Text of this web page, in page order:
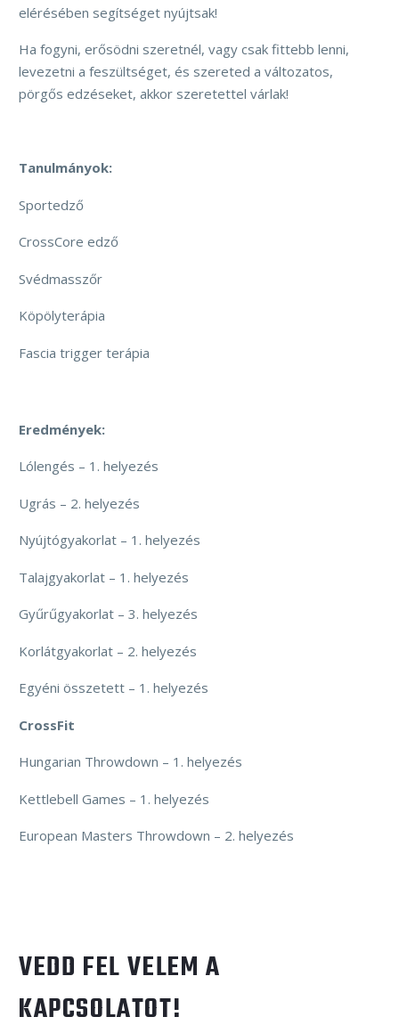
elérésében segítséget nyújtsak!
Ha fogyni, erősödni szeretnél, vagy csak fittebb lenni,
levezetni a feszültséget, és szereted a változatos,
pörgős edzéseket, akkor szeretettel várlak!
Tanulmányok:
Sportedző
CrossCore edző
Svédmasszőr
Köpölyterápia
Fascia trigger terápia
Eredmények:
Lólengés – 1. helyezés
Ugrás – 2. helyezés
Nyújtógyakorlat – 1. helyezés
Talajgyakorlat – 1. helyezés
Gyűrűgyakorlat – 3. helyezés
Korlátgyakorlat – 2. helyezés
Egyéni összetett – 1. helyezés
CrossFit
Hungarian Throwdown – 1. helyezés
Kettlebell Games – 1. helyezés
European Masters Throwdown – 2. helyezés
VEDD FEL VELEM A
KAPCSOLATOT!